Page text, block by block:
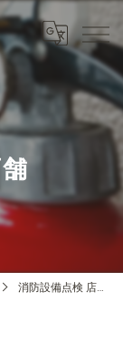
消防設備点検 店舗